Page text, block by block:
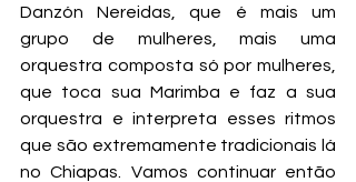
Danzón Nereidas, que é mais um
grupo de mulheres, mais uma
orquestra composta só por mulheres,
que toca sua Marimba e faz a sua
orquestra e interpreta esses ritmos
que são extremamente tradicionais lá
no Chiapas. Vamos continuar então